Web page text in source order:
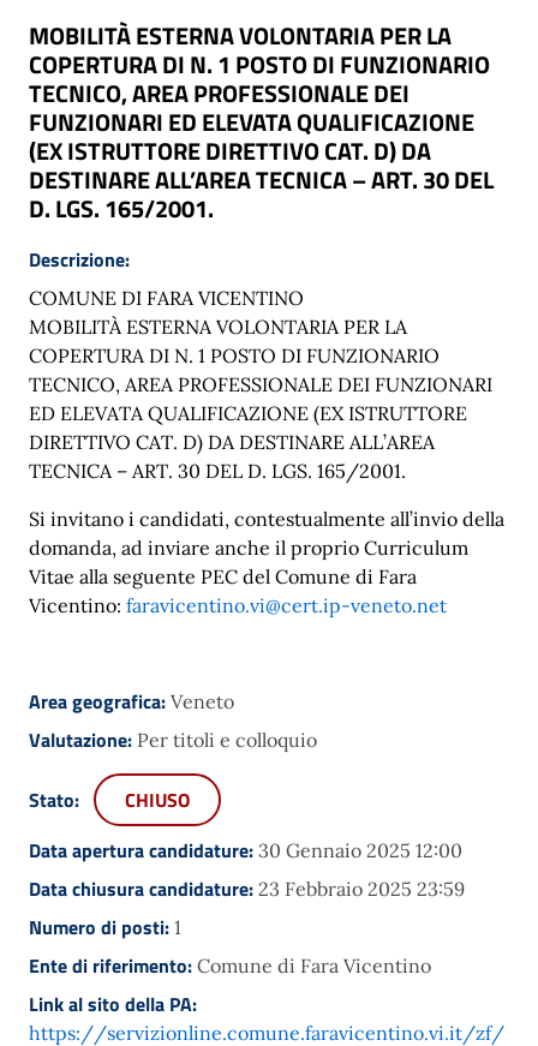
MOBILITÀ ESTERNA VOLONTARIA PER LA
COPERTURA DI N. 1 POSTO DI FUNZIONARIO
TECNICO, AREA PROFESSIONALE DEI
FUNZIONARI ED ELEVATA QUALIFICAZIONE
(EX ISTRUTTORE DIRETTIVO CAT. D) DA
DESTINARE ALL’AREA TECNICA – ART. 30 DEL
D. LGS. 165/2001.
Descrizione:
COMUNE DI FARA VICENTINO
MOBILITÀ ESTERNA VOLONTARIA PER LA
COPERTURA DI N. 1 POSTO DI FUNZIONARIO
TECNICO, AREA PROFESSIONALE DEI FUNZIONARI
ED ELEVATA QUALIFICAZIONE (EX ISTRUTTORE
DIRETTIVO CAT. D) DA DESTINARE ALL’AREA
TECNICA – ART. 30 DEL D. LGS. 165/2001.
Si invitano i candidati, contestualmente all’invio della
domanda, ad inviare anche il proprio Curriculum
Vitae alla seguente PEC del Comune di Fara
Vicentino: faravicentino.vi@cert.ip-veneto.net
Area geografica: Veneto
Valutazione: Per titoli e colloquio
Stato:
CHIUSO
Data apertura candidature: 30 Gennaio 2025 12:00
Data chiusura candidature: 23 Febbraio 2025 23:59
Numero di posti: 1
Ente di riferimento: Comune di Fara Vicentino
Link al sito della PA:
https://servizionline.comune.faravicentino.vi.it/zf/